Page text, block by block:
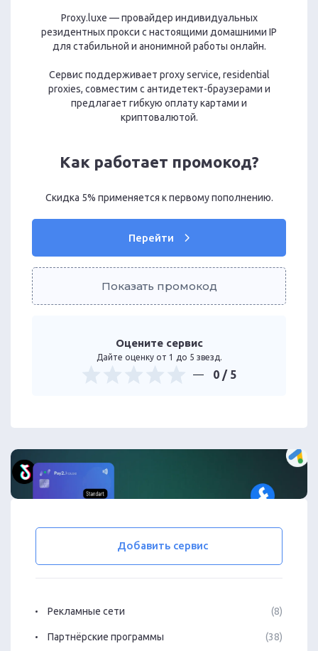
Proxy.luxe — провайдер индивидуальных
резидентных прокси с настоящими домашними IP
для стабильной и анонимной работы онлайн.
Сервис поддерживает proxy service, residential
proxies, совместим с антидетект-браузерами и
предлагает гибкую оплату картами и
криптовалютой.
Как работает промокод?
Скидка 5% применяется к первому пополнению.
Перейти
Показать промокод
Оцените сервис
Дайте оценку от 1 до 5 звезд.
0 / 5
Добавить сервис
Рекламные сети (8)
Партнёрские программы (38)